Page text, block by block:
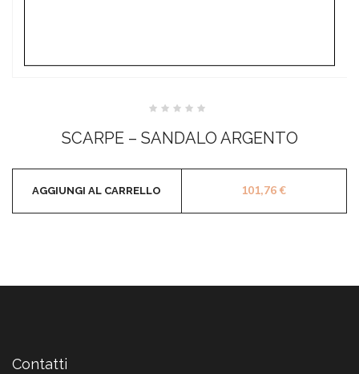
su
5
SCARPE – SANDALO ARGENTO
101,76€
AGGIUNGI AL CARRELLO
Contatti